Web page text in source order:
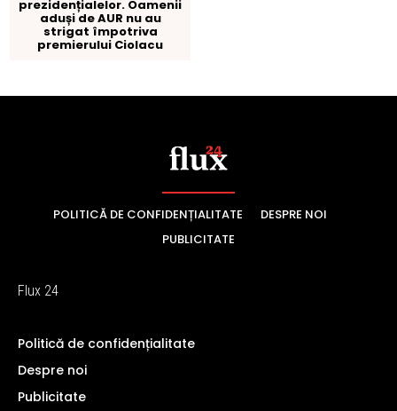
POLITICĂ DE CONFIDENȚIALITATE
DESPRE NOI
PUBLICITATE
Flux 24
Politică de confidențialitate
Despre noi
Publicitate